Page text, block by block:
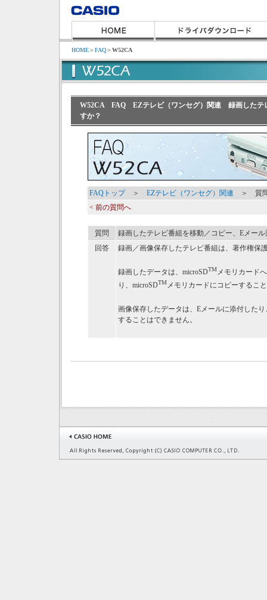
HOME＞FAQ＞W52CA
W52CA FAQ EZテレビ（ワンセグ）関連 録画したテ
すか？
FAQトップ＞ EZテレビ（ワンセグ）関連 ＞ 質
< 前の質問へ
質問
録画したテレビ番組を移動／コピー、Eメー
回答
録画／画像保存したテレビ番組は、著作権保
録画したデータは、microSDTMメモリカード
り、microSDTMメモリカードにコピーするこ
画像保存したデータは、Eメールに添付したり
することはできません。